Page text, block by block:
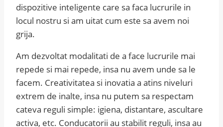
dispozitive inteligente care sa faca lucrurile in
locul nostru si am uitat cum este sa avem noi
grija.
Am dezvoltat modalitati de a face lucrurile mai
repede si mai repede, insa nu avem unde sa le
facem. Creativitatea si inovatia a atins niveluri
extrem de inalte, insa nu putem sa respectam
cateva reguli simple: igiena, distantare, ascultare
activa, etc. Conducatorii au stabilit reguli, insa au